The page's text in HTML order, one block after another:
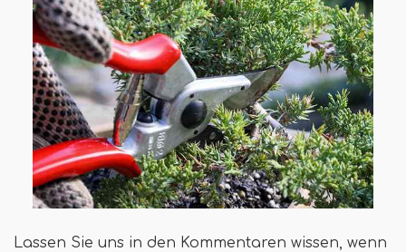
Lassen Sie uns in den Kommentaren wissen, wenn